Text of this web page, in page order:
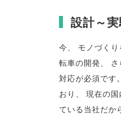
設計～
今、 モノづく
転車の開発、
対応が必須です。
おり 、 現在の
ている当社だか